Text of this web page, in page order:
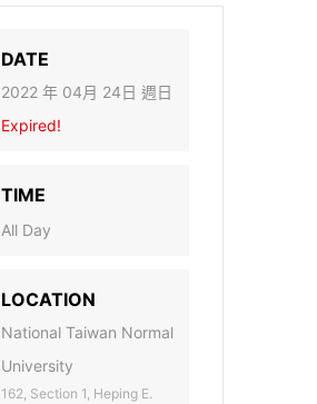
DATE
2022 年 04月 24日 週日
Expired!
TIME
All Day
LOCATION
National Taiwan Normal
University
162, Section 1, Heping E.